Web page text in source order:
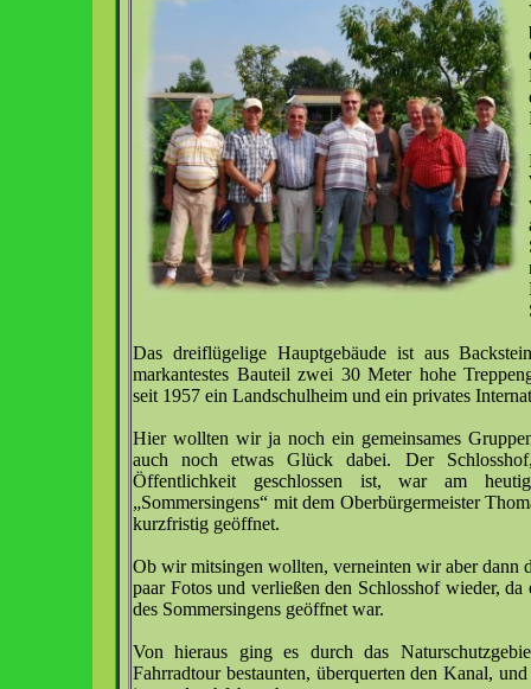
Das dreiflügelige Hauptgebäude ist aus
markantestes Bauteil zwei 30 Meter hohe
seit 1957 ein Landschulheim und ein privates
Hier wollten wir ja noch ein gemeinsames
auch noch etwas Glück dabei. Der
Öffentlichkeit geschlossen ist, war am
„Sommersingens“ mit dem Oberbürgermeister
kurzfristig geöffnet.
Ob wir mitsingen wollten, verneinten wir aber dann
paar Fotos und verließen den Schlosshof wieder,
des Sommersingens geöffnet war.
Von hieraus ging es durch das
Fahrradtour bestaunten, überquerten den Kanal,